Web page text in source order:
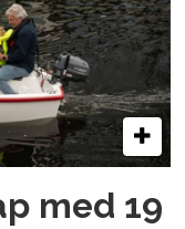
med 19